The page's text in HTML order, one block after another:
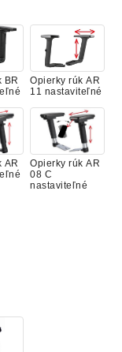
BR
Opierky rúk AR
11 nastaviteľné
AR
Opierky rúk AR
08 C
nastaviteľné